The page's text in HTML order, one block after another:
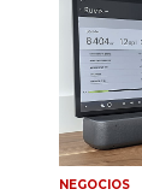
DERECHO
ÉXITO
ESTUDIO
GOBIERNO
NEGOCIOS